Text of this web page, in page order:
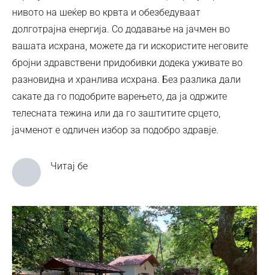
нивото на шеќер во крвта и обезбедуваат
долготрајна енергија. Со додавање на јачмен во
вашата исхрана, можете да ги искористите неговите
бројни здравствени придобивки додека уживате во
разновидна и хранлива исхрана. Без разлика дали
сакате да го подобрите варењето, да ја одржите
телесната тежина или да го заштитите срцето,
јачменот е одличен избор за подобро здравје.
Читај бе